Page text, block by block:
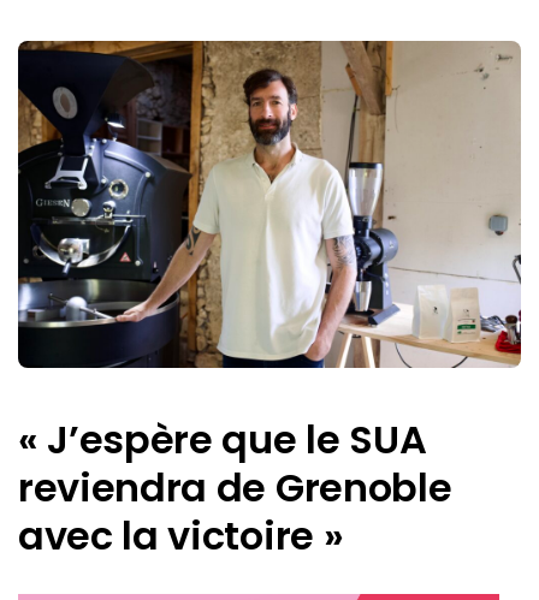
« J’espère que le SUA
reviendra de Grenoble
avec la victoire »